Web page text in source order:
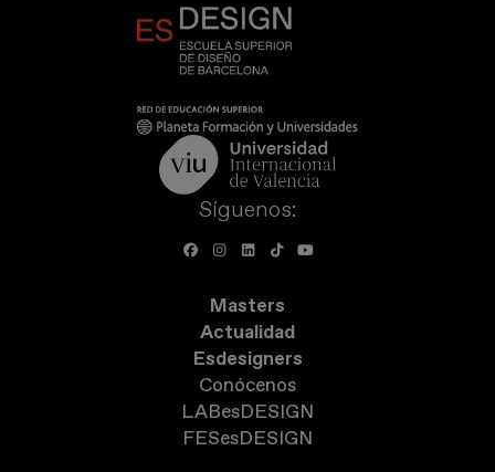
Síguenos:
Masters
Actualidad
Esdesigners
Conócenos
LABesDESIGN
FESesDESIGN